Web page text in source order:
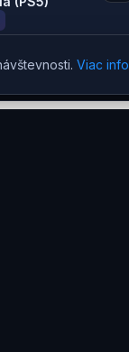
Viac info